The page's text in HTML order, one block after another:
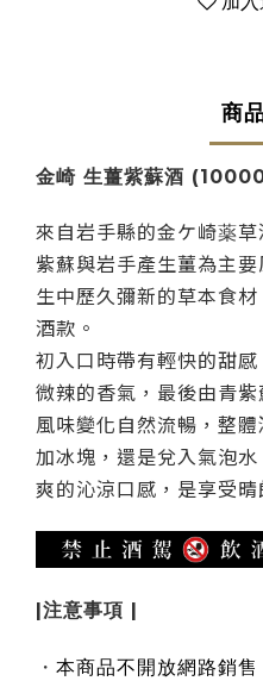
商
金崎 生薑紫蘇酒
來自岩手縣的金ケ崎薬
紫蘇與岩手產生薑為主
生中歷久彌新的草本食
酒款。
初入口時帶有輕快的甜
微辣的香氣，最後由青
風味變化自然流暢，整
加冰塊，還是兌入氣泡
爽的沁涼口感，是享受晴
|注意事項 |
・ 本商品不開放網路銷